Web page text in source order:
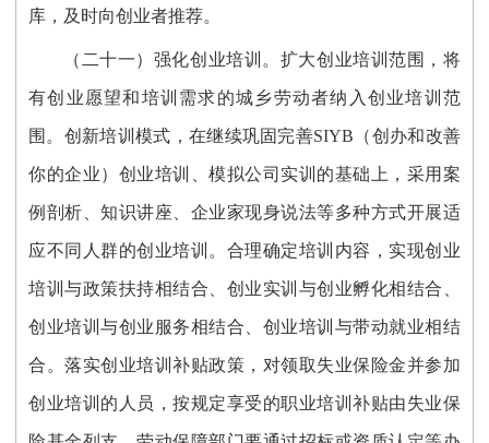
库，及时向创业者推荐。
（二十一）强化创业培训。扩大创业培训范围，将
有创业愿望和培训需求的城乡劳动者纳入创业培训范
围。创新培训模式，在继续巩固完善SIYB（创办和改善
你的企业）创业培训、模拟公司实训的基础上，采用案
例剖析、知识讲座、企业家现身说法等多种方式开展适
应不同人群的创业培训。合理确定培训内容，实现创业
培训与政策扶持相结合、创业实训与创业孵化相结合、
创业培训与创业服务相结合、创业培训与带动就业相结
合。落实创业培训补贴政策，对领取失业保险金并参加
创业培训的人员，按规定享受的职业培训补贴由失业保